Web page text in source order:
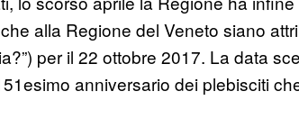
alla Regione del Veneto siano
per il 22 ottobre 2017. La data
anniversario dei plebisciti